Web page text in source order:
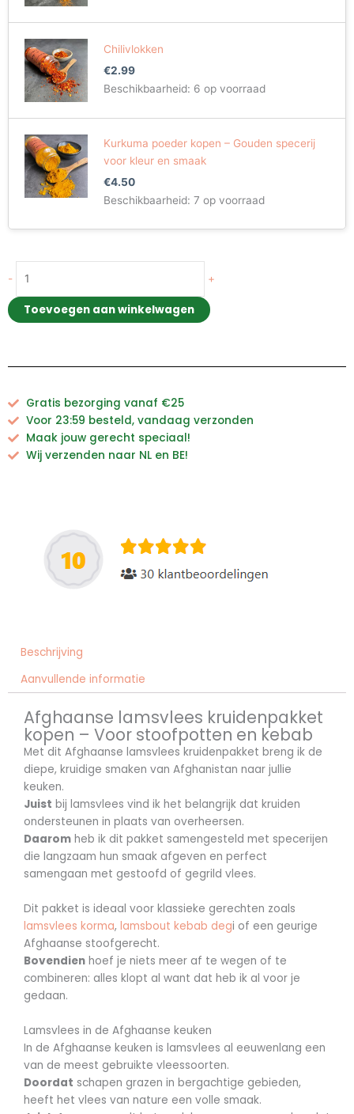
Chilivlokken
€2.99
Beschikbaarheid: 6 op voorraad
Kurkuma poeder kopen – Gouden specerij
voor kleur en smaak
€4.50
Beschikbaarheid: 7 op voorraad
- +
Toevoegen aan winkelwagen
Gratis bezorging vanaf €25
Voor 23:59 besteld, vandaag verzonden
Maak jouw gerecht speciaal!
Wij verzenden naar NL en BE!
Beschrijving
Aanvullende informatie
Afghaanse lamsvlees kruidenpakket
kopen – Voor stoofpotten en kebab
Met dit Afghaanse lamsvlees kruidenpakket breng ik de
diepe, kruidige smaken van Afghanistan naar jullie
keuken.
Juist bij lamsvlees vind ik het belangrijk dat kruiden
ondersteunen in plaats van overheersen.
Daarom heb ik dit pakket samengesteld met specerijen
die langzaam hun smaak afgeven en perfect
samengaan met gestoofd of gegrild vlees.
Dit pakket is ideaal voor klassieke gerechten zoals
lamsvlees korma, lamsbout kebab degi of een geurige
Afghaanse stoofgerecht.
Bovendien hoef je niets meer af te wegen of te
combineren: alles klopt al want dat heb ik al voor je
gedaan.
Lamsvlees in de Afghaanse keuken
In de Afghaanse keuken is lamsvlees al eeuwenlang een
van de meest gebruikte vleessoorten.
Doordat schapen grazen in bergachtige gebieden,
heeft het vlees van nature een volle smaak.